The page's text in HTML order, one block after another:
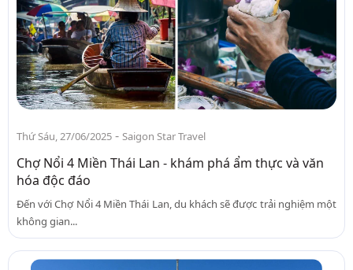
Thứ Sáu, 27/06/2025 - Saigon Star Travel
Chợ Nổi 4 Miền Thái Lan - khám phá ẩm thực và văn
hóa độc đáo
Đến với Chợ Nổi 4 Miền Thái Lan, du khách sẽ được trải nghiệm một
không gian...